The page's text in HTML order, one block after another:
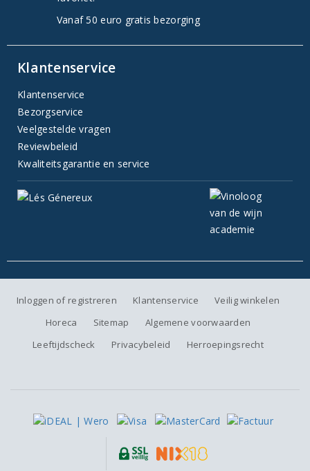
Vanaf 50 euro gratis bezorging
Klantenservice
Klantenservice
Bezorgservice
Veelgestelde vragen
Reviewbeleid
Kwaliteitsgarantie en service
Inloggen of registreren Klantenservice
Veilig winkelen
Horeca
Sitemap
Algemene voorwaarden
Leeftijdscheck
Privacybeleid Herroepingsrecht